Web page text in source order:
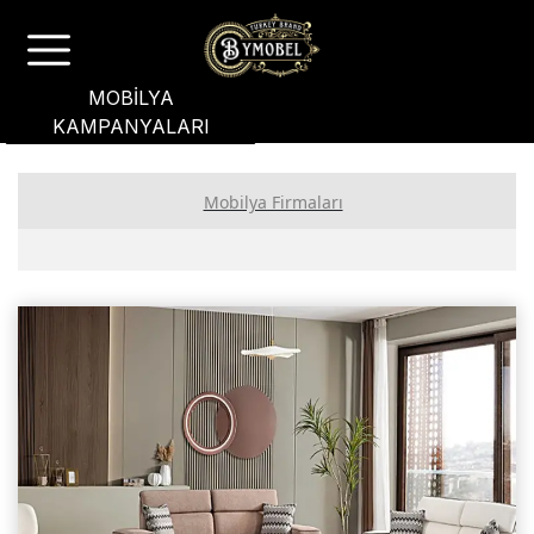
Mobilya Firmaları
GOLD ÜYE FİRMALAR
STANDART ÜYE FİRMALAR
Ankara Mobilyacılar, Mobilya İmalatçıları, Mağazaları
İstanbul Mobilyacılar, Mobilya Fabrikaları, Mağazaları
Masko Mobilya Firmaları, Markaları, Mağazaları
MOBİLYA
KAMPANYALARI